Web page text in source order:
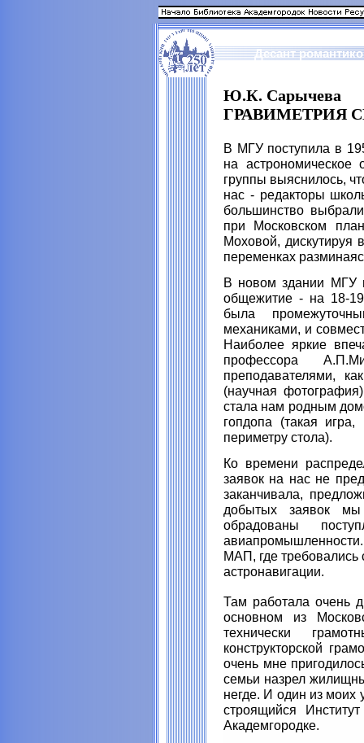
Десант
Ю.К. Сарычева
ГРАВИМЕТРИЯ
В МГУ поступила в
на
группы выяснилось,
нас - редакторы
большинство
при Московском
Моховой, дискутируя
переменках
В новом здании МГУ
общежитие - на 18-
была
механиками, и
Наиболее яркие
профессора
преподавателями,
(научная
стала нам родным
гопдопа (такая
периметру стола).
Ко времени
заявок на нас не
заканчивала,
добытых заявок
обрадованы
МАП, где требовались
астронавигации.
Там работала очень
основном из
технически
конструкторской
очень мне
семьи назрел
негде. И один из моих
строящийся
Академгородке.